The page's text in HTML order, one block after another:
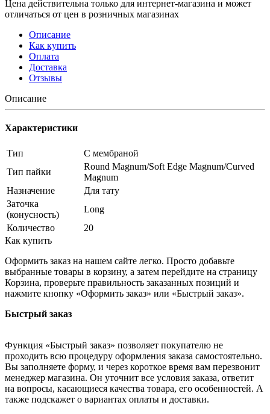
Цена действительна только для интернет-магазина и может
отличаться от цен в розничных магазинах
Описание
Как купить
Оплата
Доставка
Отзывы
Описание
Характеристики
Тип
С мембраной
Тип пайки
Round Magnum/Soft Edge Magnum/Curved
Magnum
Назначение
Для тату
Заточка
(конусность)
Long
Количество
20
Как купить
Оформить заказ на нашем сайте легко. Просто добавьте
выбранные товары в корзину, а затем перейдите на страницу
Корзина, проверьте правильность заказанных позиций и
нажмите кнопку «Оформить заказ» или «Быстрый заказ».
Быстрый заказ
Функция «Быстрый заказ» позволяет покупателю не
проходить всю процедуру оформления заказа самостоятельно.
Вы заполняете форму, и через короткое время вам перезвонит
менеджер магазина. Он уточнит все условия заказа, ответит
на вопросы, касающиеся качества товара, его особенностей. А
также подскажет о вариантах оплаты и доставки.